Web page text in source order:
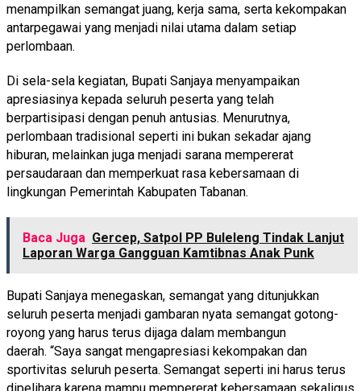
menampilkan semangat juang, kerja sama, serta kekompakan
antarpegawai yang menjadi nilai utama dalam setiap
perlombaan.
Di sela-sela kegiatan, Bupati Sanjaya menyampaikan
apresiasinya kepada seluruh peserta yang telah
berpartisipasi dengan penuh antusias. Menurutnya,
perlombaan tradisional seperti ini bukan sekadar ajang
hiburan, melainkan juga menjadi sarana mempererat
persaudaraan dan memperkuat rasa kebersamaan di
lingkungan Pemerintah Kabupaten Tabanan.
Baca Juga Gercep, Satpol PP Buleleng Tindak Lanjut
Laporan Warga Gangguan Kamtibnas Anak Punk
Bupati Sanjaya menegaskan, semangat yang ditunjukkan
seluruh peserta menjadi gambaran nyata semangat gotong-
royong yang harus terus dijaga dalam membangun
daerah. “Saya sangat mengapresiasi kekompakan dan
sportivitas seluruh peserta. Semangat seperti ini harus terus